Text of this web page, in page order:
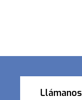
Llámanos